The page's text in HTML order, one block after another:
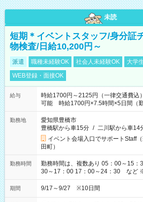
未読
短期＊イベントスタッフ/身分証
物検査/日給10,200円～
派遣 職種未経験OK 社会人未経験OK 大学
WEB登録・面接OK
給与
時給1700円～2125円（一律交通費込
可能 時給1700円×7.5時間×5日間（勤
勤務地
愛知県豊橋市
豊橋駅から車15分 / 二川駅から車14
イベント会場入口でサポートStaff
田町）
勤務時間
勤務時間は、複数あり 05：00～15：
30～17：00 17：00～24：30 など
務もあります。 【休憩】60分+他休憩あり 交替で取得します。
安全面に配慮しこまめな休憩がありま
期間 9/17～9/27 ※10日間